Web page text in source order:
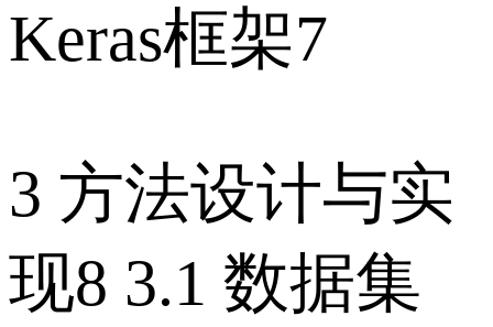
Keras框架7
3 方法设计与实
现8 3.1 数据集